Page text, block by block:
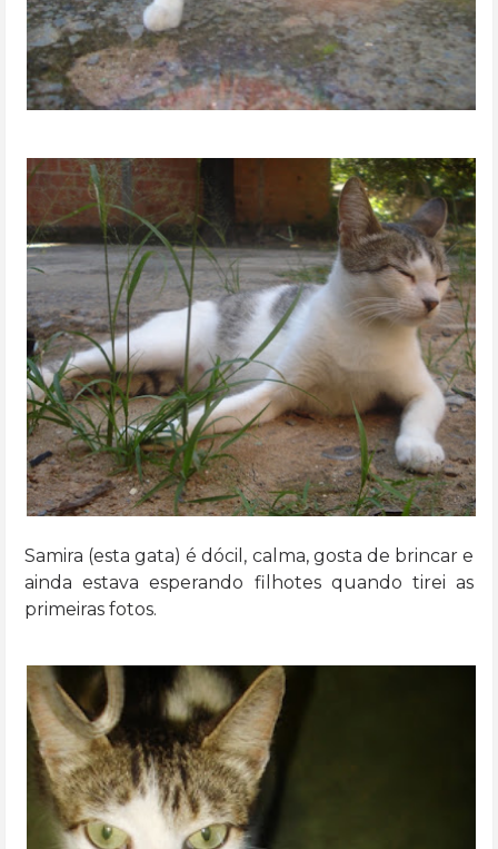
Samira (esta gata) é dócil, calma, gosta de brincar e
ainda estava esperando filhotes quando tirei as
primeiras fotos.